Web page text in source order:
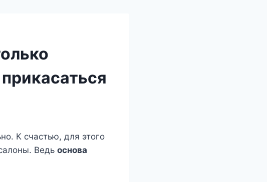
К счастью, для этого
Ведь основа